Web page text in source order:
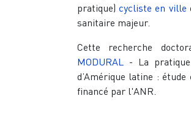
pratique) cycliste en ville
sanitaire majeur.
Cette recherche
MODURAL - La
d’Amérique latine :
financé par l'ANR.